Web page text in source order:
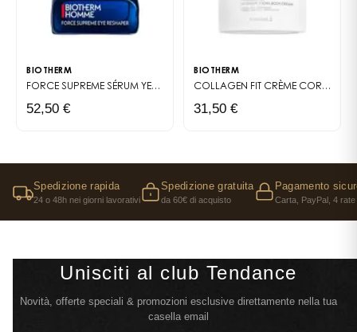
BIOTHERM
FORCE SUPREME SÉRUM YEUX ANTI-ÂGE POUR HOMME
52,50 €
BIOTHERM
COLLAGEN FIT CRÈME CORPS HYDRATANTE ET RAFFERMISSANTE
31,50 €
Spedizione rapida
24 o 48h nei giorni lavorativi
Spedizione gratuita
da 60€ di acquisto
Pagamento
Carta, PayPal, 4
Unisciti al club Tendance
Novità, offerte speciali & promozioni esclusive direttamente nella tua
casella email